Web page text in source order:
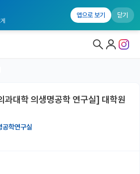
앱으로 보기 닫기
과대학 의생명공학 연구실] 대학원
공학연구실